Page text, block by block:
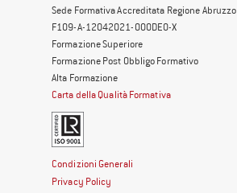
Sede Formativa Accreditata Regione Abruzzo
F109-A-12042021-000DE0-X
Formazione Superiore
Formazione Post Obbligo Formativo
Alta Formazione
Carta della Qualità Formativa
Condizioni Generali
Privacy Policy